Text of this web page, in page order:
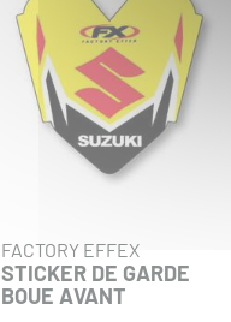
FACTORY EFFEX
STICKER DE GARDE
BOUE AVANT